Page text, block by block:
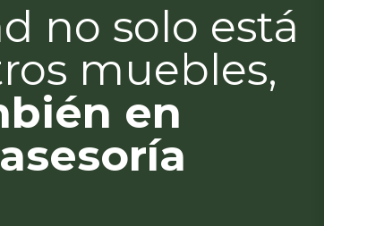
no solo está
muebles,
en